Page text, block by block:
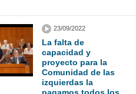
23/09/2022
La falta de
capacidad y
proyecto para la
Comunidad de las
izquierdas la